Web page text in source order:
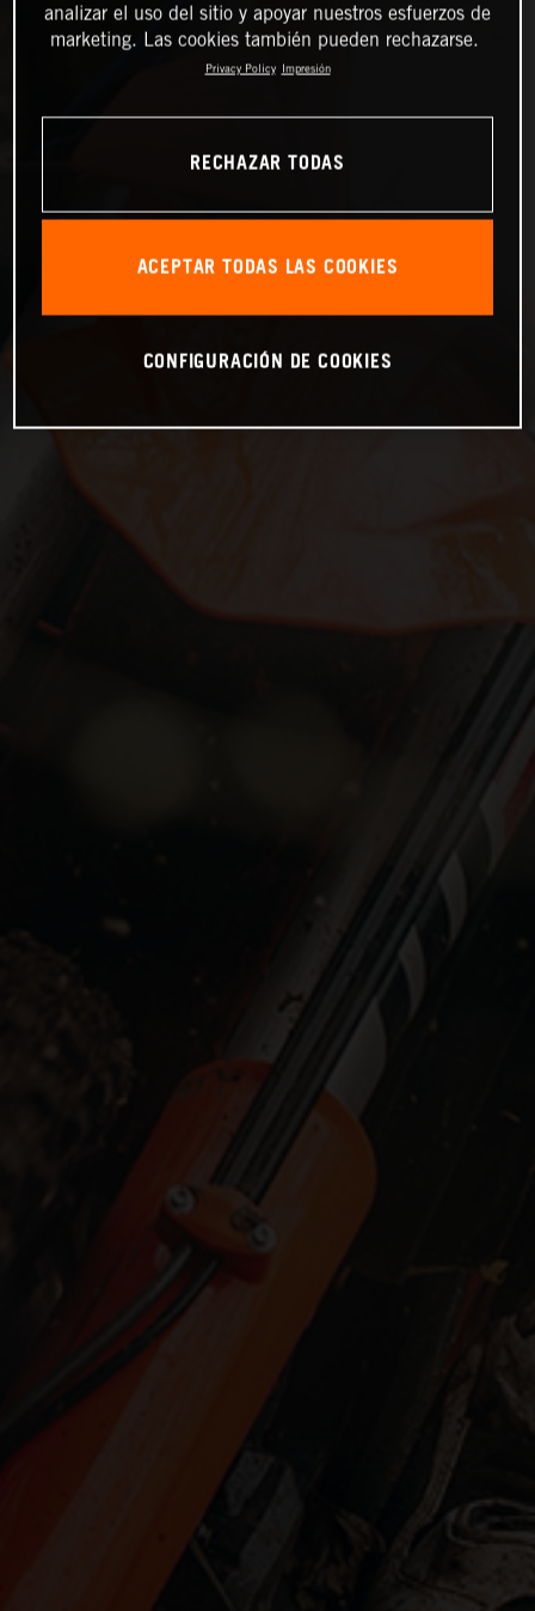
analizar el uso del sitio y apoyar nuestros esfuerzos de
marketing. Las cookies también pueden rechazarse.
Privacy Policy Impresión
RECHAZAR TODAS
ACEPTAR TODAS LAS COOKIES
CONFIGURACIÓN DE COOKIES